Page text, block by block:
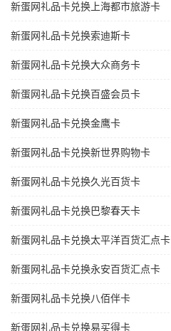
新蛋网礼品卡兑换上海都市旅游卡
新蛋网礼品卡兑换索迪斯卡
新蛋网礼品卡兑换大众商务卡
新蛋网礼品卡兑换百盛会员卡
新蛋网礼品卡兑换金鹰卡
新蛋网礼品卡兑换新世界购物卡
新蛋网礼品卡兑换久光百货卡
新蛋网礼品卡兑换巴黎春天卡
新蛋网礼品卡兑换太平洋百货汇点卡
新蛋网礼品卡兑换永安百货汇点卡
新蛋网礼品卡兑换八佰伴卡
新蛋网礼品卡兑换易买得卡